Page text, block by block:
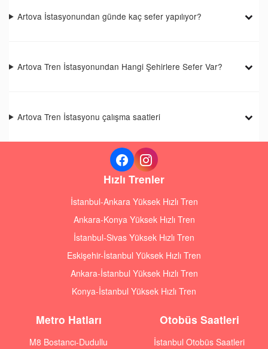
Artova İstasyonundan günde kaç sefer yapılıyor?
Artova Tren İstasyonundan Hangi Şehirlere Sefer Var?
Artova Tren İstasyonu çalışma saatleri
Hızlı Trenler
İstanbul-Ankara Yüksek Hızlı Tren
Ankara-Konya Yüksek Hızlı Tren
İstanbul-Sivas Yüksek Hızlı Tren
Eskişehir-İstanbul Yüksek Hızlı Tren
Ankara-İstanbul Yüksek Hızlı Tren
Konya-İstanbul Yüksek Hızlı Tren
Metro Hatları
M8 Bostancı-Dudullu
Otobüs Saatleri
İstanbul Otobüs Saatleri